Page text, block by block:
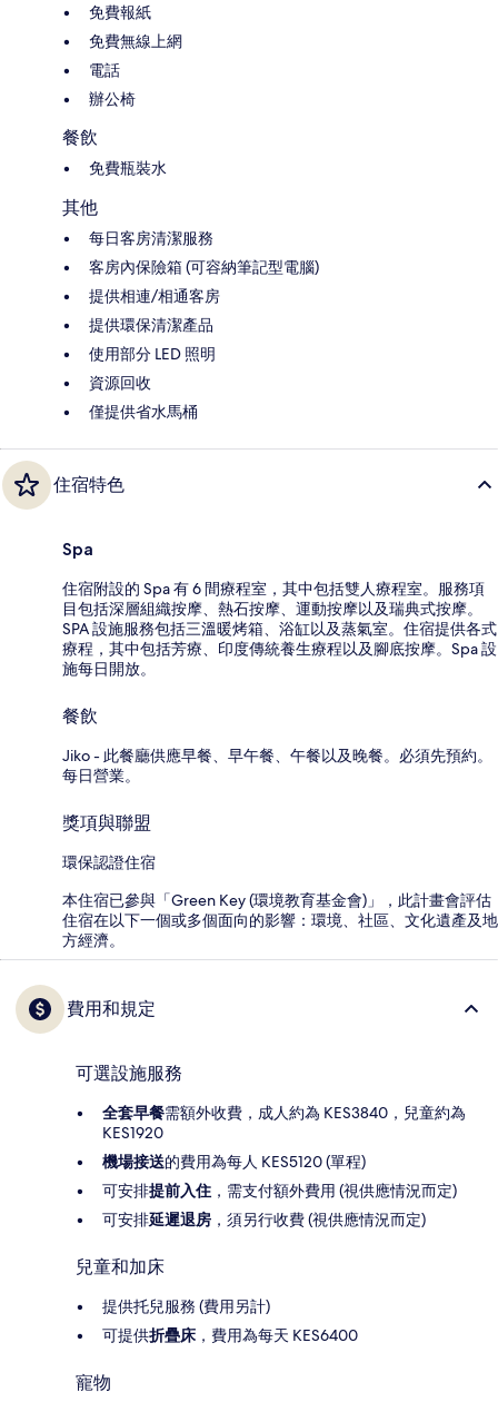
免費報紙
免費無線上網
電話
辦公椅
餐飲
免費瓶裝水
其他
每日客房清潔服務
客房內保險箱 (可容納筆記型電腦)
提供相連/相通客房
提供環保清潔產品
使用部分 LED 照明
資源回收
僅提供省水馬桶
住宿特色
Spa
住宿附設的 Spa 有 6 間療程室，其中包括雙人療程室。服務項
目包括深層組織按摩、熱石按摩、運動按摩以及瑞典式按摩。
SPA 設施服務包括三溫暖烤箱、浴缸以及蒸氣室。住宿提供各式
療程，其中包括芳療、印度傳統養生療程以及腳底按摩。Spa 設
施每日開放。
餐飲
Jiko - 此餐廳供應早餐、早午餐、午餐以及晚餐。必須先預約。
每日營業。
獎項與聯盟
環保認證住宿
本住宿已參與「Green Key (環境教育基金會)」，此計畫會評估
住宿在以下一個或多個面向的影響：環境、社區、文化遺產及地
方經濟。
費用和規定
可選設施服務
全套早餐需額外收費，成人約為 KES3840，兒童約為
KES1920
機場接送的費用為每人 KES5120 (單程)
可安排提前入住 ，需支付額外費用 (視供應情況而定)
可安排延遲退房 ，須另行收費 (視供應情況而定)
兒童和加床
提供托兒服務 (費用另計)
可提供折疊床 ，費用為每天 KES6400
寵物